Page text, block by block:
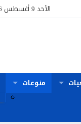
الأحد 9 أغسطس 2026 - 10:59 صباحًا
منوعات